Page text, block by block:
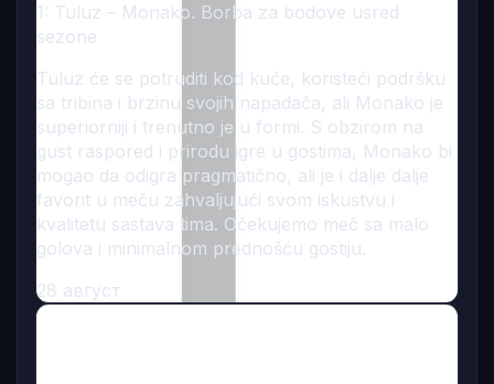
1: Tuluz – Monako. Borba za bodove usred
sezone
Tuluz će se potruditi kod kuće, koristeći podršku
sa tribina i brzinu svojih napadača, ali Monako je
superiorniji i trenutno je u formi. S obzirom na
gust raspored i prirodu igre u gostima, Monako bi
mogao da odigra pragmatično, ali je i dalje dalje
favorit u meču zahvaljujući svom iskustvu i
kvalitetu sastava tima. Očekujemo meč sa malo
golova i minimalnom prednošću gostiju.
28 август